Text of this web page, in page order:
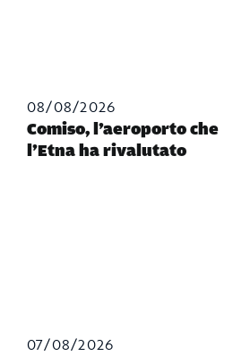
08/08/2026
Comiso, l’aeroporto che
l’Etna ha rivalutato
07/08/2026